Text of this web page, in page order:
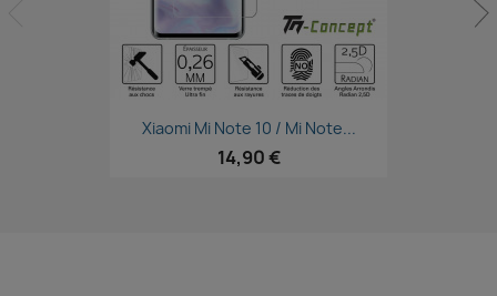
Aperçu rapide
Xiaomi Mi Note 10 / Mi Note...
14,90 €